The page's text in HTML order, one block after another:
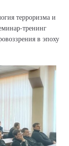
терроризма и
тренинг
в эпоху